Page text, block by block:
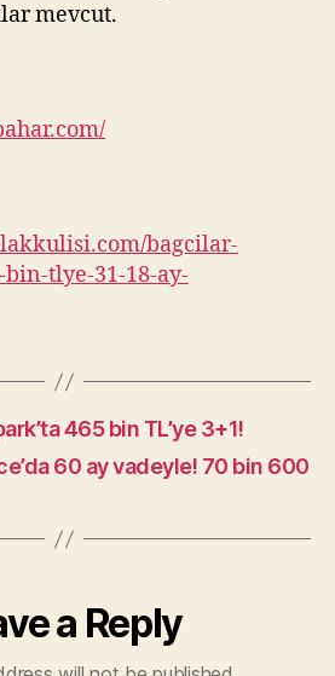
mevcut.
bagcilar-
tlye-31-18-ay-
465 bin TL’ye 3+1!
60 ay vadeyle! 70 bin 600
a Reply